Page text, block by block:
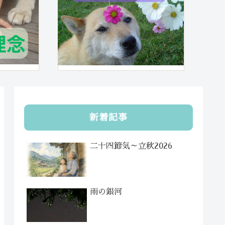
新着記事
二十四節気～立秋2026
雨の銀河